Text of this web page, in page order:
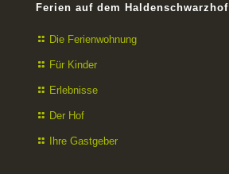
Ferien auf dem Haldenschwarzhof
Die Ferienwohnung
Für Kinder
Erlebnisse
Der Hof
Ihre Gastgeber